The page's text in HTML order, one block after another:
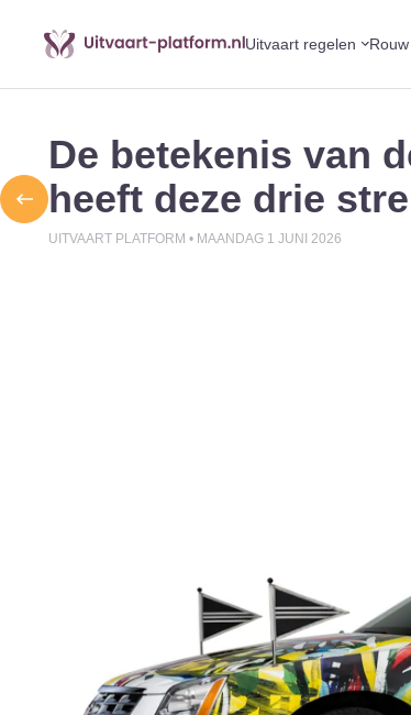
Uitvaart regelen
De betekenis van
heeft deze drie
UITVAART PLATFORM • MAANDAG 1 JUNI 2026